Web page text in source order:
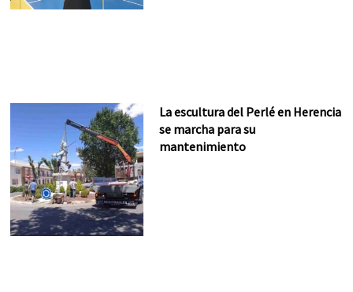
La escultura del Perlé en Herencia
se marcha para su
mantenimiento